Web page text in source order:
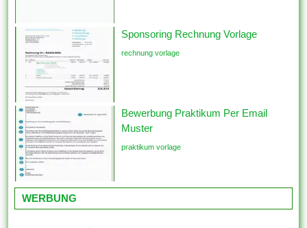
Sponsoring Rechnung Vorlage
rechnung vorlage
Bewerbung Praktikum Per Email
Muster
praktikum vorlage
WERBUNG